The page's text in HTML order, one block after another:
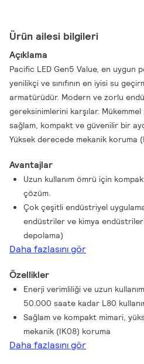
Ürün ailesi bilgileri
Açıklama
Pacific LED Gen5 Value, en uygun
yenilikçi ve sınıfının en iyisi su
armatürüdür. Modern ve zorlu
gereksinimlerini karşılar.
sağlam, kompakt ve güvenilir bir
Yüksek derecede mekanik koruma
otomotiv, gıda ve ağır endüstrilerin
şekilde dayanabilir. Bu su geçirmez
otoparklarda ve depolarda da iyi
optik ve geniş ışık çıkış aralığı ile.
lambaları üstün, yapaylık içermeyen
sağlar. Bu, optimize edilmiş ışık
esneklik sağlar. Ayrıca dairesel bir
kullanım ömürlerini uzatmak için
kablolama ve çeşitli bağlantı ve
kolaylaşan hızlı ve kolay
ve bakım kolaylığı sayesinde zorlu
operasyonlarda minimum kesinti ile
Gen5 Value'yu Keşfedin. Su
Avantajlar
Uzun kullanım ömrü için
çözüm.
Çok çeşitli endüstriyel
endüstriler ve kimya
depolama)
Daha fazlasını gör
Özellikler
Enerji verimliliği ve uzun
50.000 saate kadar L80
Sağlam ve kompakt mimari,
mekanik (IK08) koruma
Daha fazlasını gör